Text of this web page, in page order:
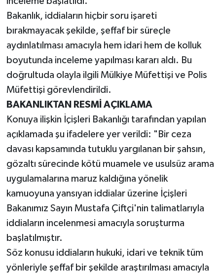
​​Bakanlık, iddiaların hiçbir soru işareti
bırakmayacak şekilde, şeffaf bir süreçle
aydınlatılması amacıyla hem idari hem de kolluk
boyutunda inceleme yapılması kararı aldı. Bu
doğrultuda olayla ilgili Mülkiye Müfettişi ve Polis
Müfettişi görevlendirildi.
​BAKANLIKTAN RESMİ AÇIKLAMA
​Konuya ilişkin İçişleri Bakanlığı tarafından yapılan
açıklamada şu ifadelere yer verildi: ​"Bir ceza
davası kapsamında tutuklu yargılanan bir şahsın,
gözaltı sürecinde kötü muamele ve usulsüz arama
uygulamalarına maruz kaldığına yönelik
kamuoyuna yansıyan iddialar üzerine İçişleri
Bakanımız Sayın Mustafa Çiftçi'nin talimatlarıyla
iddiaların incelenmesi amacıyla soruşturma
başlatılmıştır.
​Söz konusu iddiaların hukuki, idari ve teknik tüm
yönleriyle şeffaf bir şekilde araştırılması amacıyla